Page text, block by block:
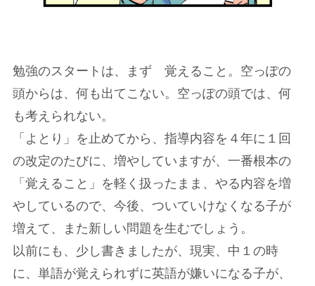
勉強のスタートは、まず 覚えること。空っぽの
頭からは、何も出てこない。空っぽの頭では、何
も考えられない。
「よとり」を止めてから、指導内容を４年に１回
の改定のたびに、増やしていますが、一番根本の
「覚えること」を軽く扱ったまま、やる内容を増
やしているので、今後、ついていけなくなる子が
増えて、また新しい問題を生むでしょう。
以前にも、少し書きましたが、現実、中１の時
に、単語が覚えられずに英語が嫌いになる子が、